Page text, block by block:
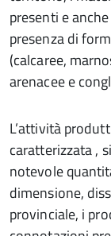
presenti e
presenza di
(calcaree,
arenacee e
L’attività
caratterizzata ,
notevole
dimensione,
provinciale, i